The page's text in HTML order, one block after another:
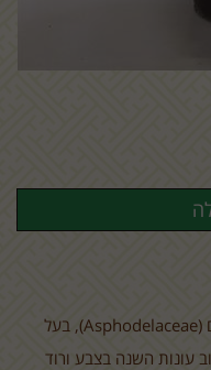
(
(Asphodelaceae, בעל
עונות השנה בצבע ורוד